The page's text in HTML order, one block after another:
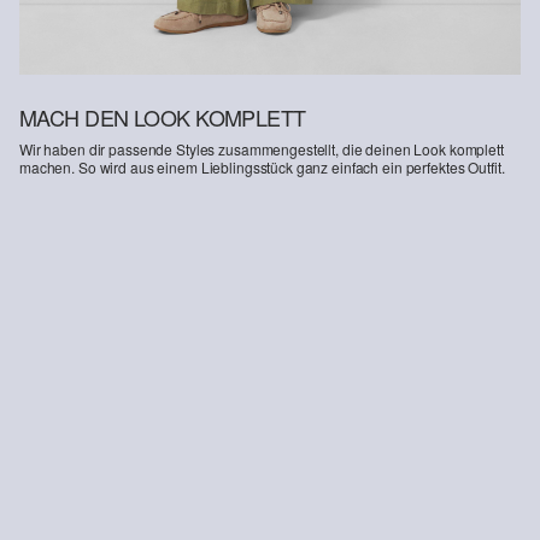
MACH DEN LOOK KOMPLETT
Wir haben dir passende Styles zusammengestellt, die deinen Look komplett
machen. So wird aus einem Lieblingsstück ganz einfach ein perfektes Outfit.